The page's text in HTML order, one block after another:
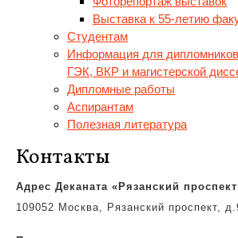
Выставка к 55-летию
Студентам
Информация для
ГЭК, ВКР и магистерской
Дипломные работы
Аспирантам
Полезная литература
Контакты
Адрес Деканата «Рязанский
109052 Москва, Рязанский проспект,